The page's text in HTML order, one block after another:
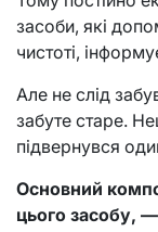
засоби, які
чистоті,
Але не слід
забуте старе.
підвернувся
Основний
цього засобу,